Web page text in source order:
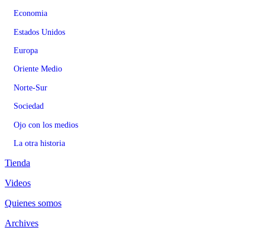
Economia
Estados Unidos
Europa
Oriente Medio
Norte-Sur
Sociedad
Ojo con los medios
La otra historia
Tienda
Videos
Quienes somos
Archives